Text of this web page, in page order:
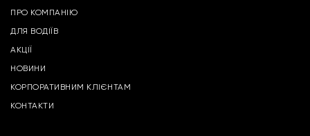
ПРО КОМПАНІЮ
ДЛЯ ВОДІЇВ
АКЦІЇ
НОВИНИ
КОРПОРАТИВНИМ КЛІЄНТАМ
КОНТАКТИ